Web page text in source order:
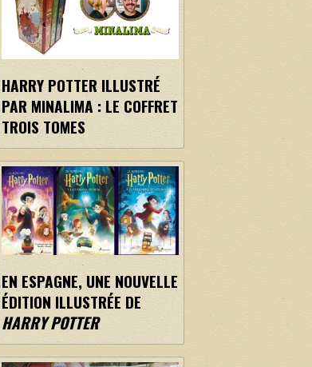
HARRY POTTER ILLUSTRÉ
PAR MINALIMA : LE COFFRET
TROIS TOMES
EN ESPAGNE, UNE NOUVELLE
ÉDITION ILLUSTRÉE DE
HARRY POTTER